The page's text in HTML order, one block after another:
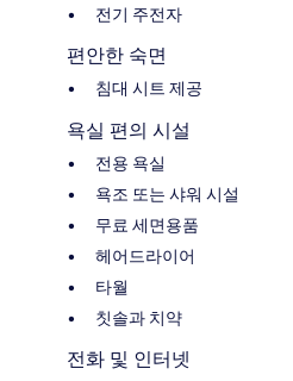
전기 주전자
편안한 숙면
침대 시트 제공
욕실 편의 시설
전용 욕실
욕조 또는 샤워 시설
무료 세면용품
헤어드라이어
타월
칫솔과 치약
전화 및 인터넷